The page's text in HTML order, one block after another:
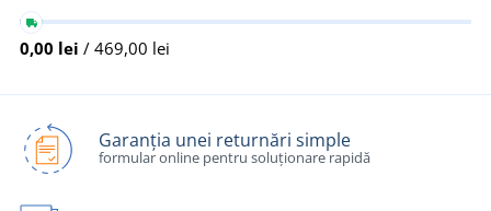
0,00 lei / 469,00 lei
Garanția unei returnări simple
formular online pentru soluționare rapidă